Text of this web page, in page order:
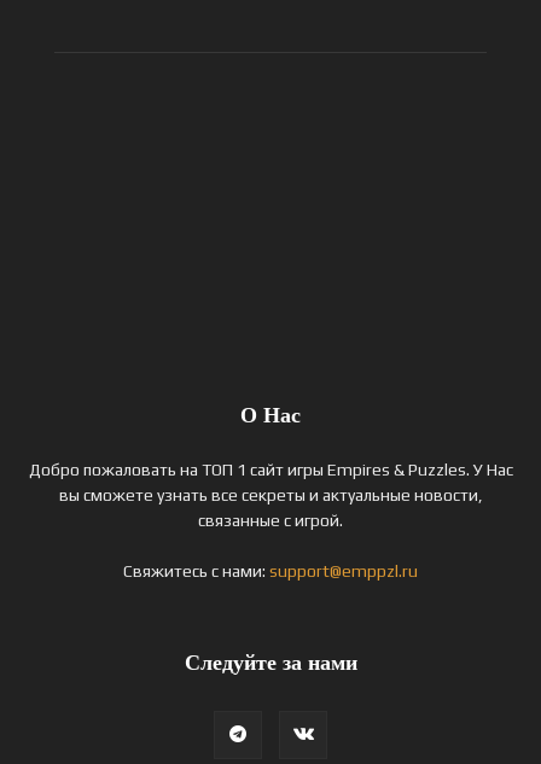
О Нас
Добро пожаловать на ТОП 1 сайт игры Empires & Puzzles. У Нас
вы сможете узнать все секреты и актуальные новости,
связанные с игрой.
Свяжитесь с нами: support@emppzl.ru
Следуйте за нами